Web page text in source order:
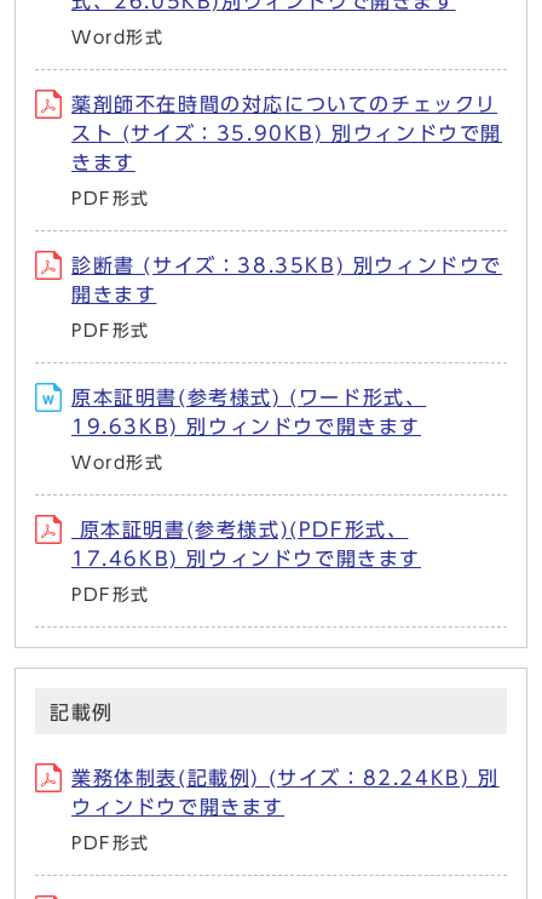
Word形式
薬剤師不在時間の対応についてのチェックリ
スト (サイズ：35.90KB) 別ウィンドウで開
きます
PDF形式
診断書 (サイズ：38.35KB) 別ウィンドウで
開きます
PDF形式
原本証明書(参考様式) (ワード形式、
19.63KB) 別ウィンドウで開きます
Word形式
原本証明書(参考様式)(PDF形式、
17.46KB) 別ウィンドウで開きます
PDF形式
記載例
業務体制表(記載例) (サイズ：82.24KB) 別
ウィンドウで開きます
PDF形式